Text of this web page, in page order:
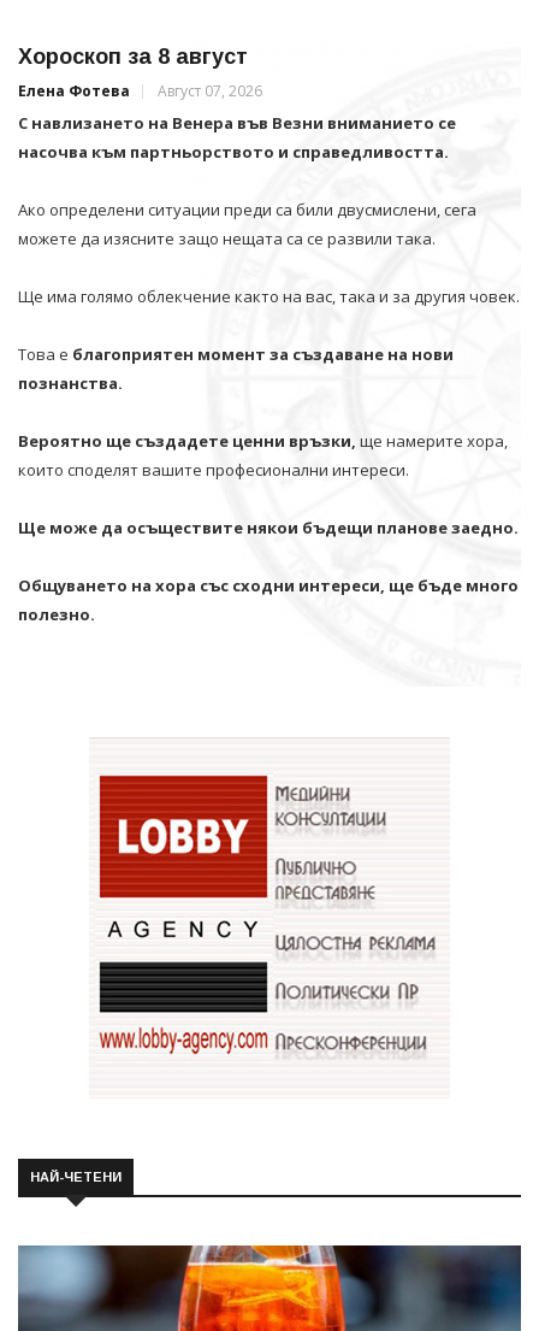
Хороскоп за 8 август
Елена Фотева Август 07, 2026
С навлизането на Венера във Везни вниманието се
насочва към партньорството и справедливостта.
Ако определени ситуации преди са били двусмислени, сега
можете да изясните защо нещата са се развили така.
Ще има голямо облекчение както на вас, така и за другия човек.
Това е благоприятен момент за създаване на нови
познанства.
Вероятно ще създадете ценни връзки, ще намерите хора,
които споделят вашите професионални интереси.
Ще може да осъществите някои бъдещи планове заедно.
Общуването на хора със сходни интереси, ще бъде много
полезно.
НАЙ-ЧЕТЕНИ